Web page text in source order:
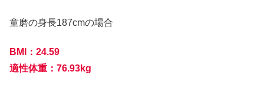
童磨の身長187cmの場合
BMI：24.59
適性体重：76.93kg